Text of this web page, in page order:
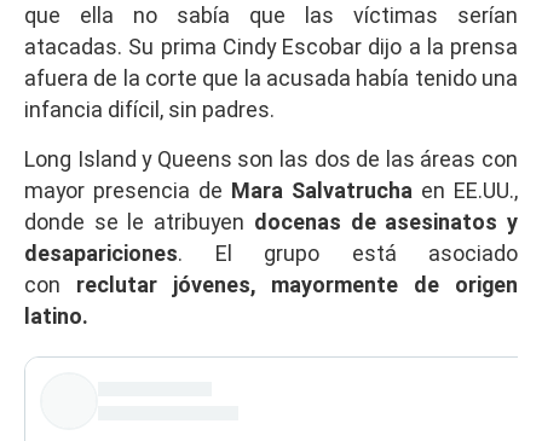
que ella no sabía que las víctimas serían
atacadas. Su prima Cindy Escobar dijo a la prensa
afuera de la corte que la acusada había tenido una
infancia difícil, sin padres.
Long Island y Queens son las dos de las áreas con
mayor presencia de Mara Salvatrucha en EE.UU.,
donde se le atribuyen docenas de asesinatos y
desapariciones. El grupo está asociado
con reclutar jóvenes, mayormente de origen
latino.